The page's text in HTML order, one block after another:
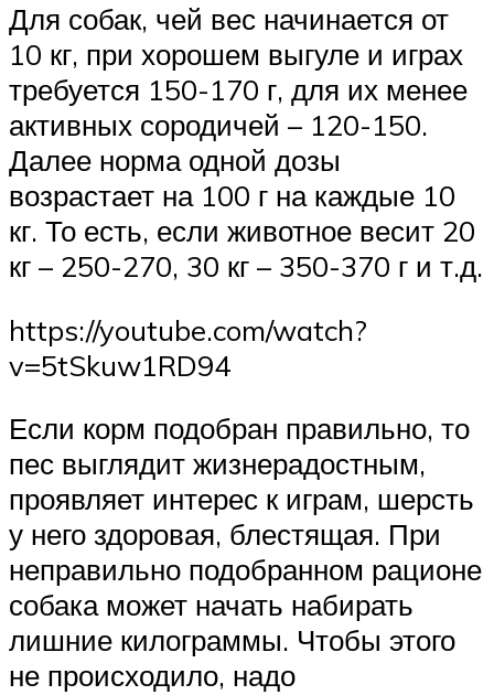
Для собак, чей вес начинается от
10 кг, при хорошем выгуле и играх
требуется 150-170 г, для их менее
активных сородичей – 120-150.
Далее норма одной дозы
возрастает на 100 г на каждые 10
кг. То есть, если животное весит 20
кг – 250-270, 30 кг – 350-370 г и т.д.
https://youtube.com/watch?
v=5tSkuw1RD94
Если корм подобран правильно, то
пес выглядит жизнерадостным,
проявляет интерес к играм, шерсть
у него здоровая, блестящая. При
неправильно подобранном рационе
собака может начать набирать
лишние килограммы. Чтобы этого
не происходило, надо